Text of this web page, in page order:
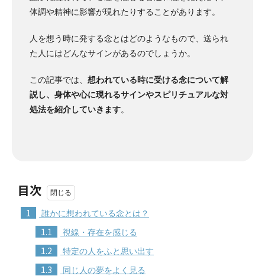
体調や精神に影響が現れたりすることがあります。
人を想う時に発する念とはどのようなもので、送られ
た人にはどんなサインがあるのでしょうか。
この記事では、 想われている時に受ける念について解
説し、身体や心に現れるサインやスピリチュアルな対
処法を紹介していきます。
目次
1 誰かに想われている念とは？
1.1 視線・存在を感じる
1.2 特定の人をふと思い出す
1.3 同じ人の夢をよく見る